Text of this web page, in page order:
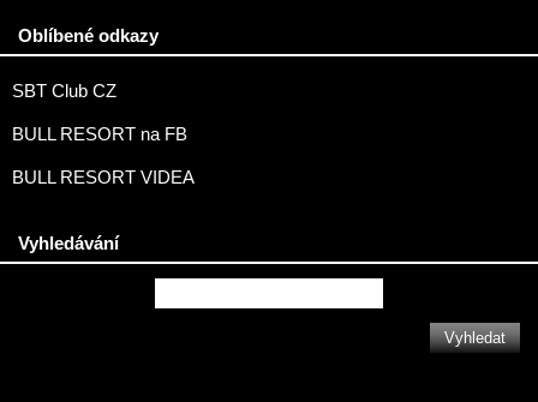
Oblíbené odkazy
SBT Club CZ
BULL RESORT na FB
BULL RESORT VIDEA
Vyhledávání